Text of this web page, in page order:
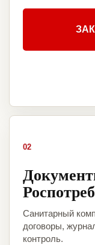
02
Санитарный
договоры,
контроль.